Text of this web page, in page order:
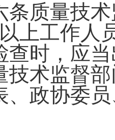
量技术
上工作人
查时，应
技术监督
、政协委